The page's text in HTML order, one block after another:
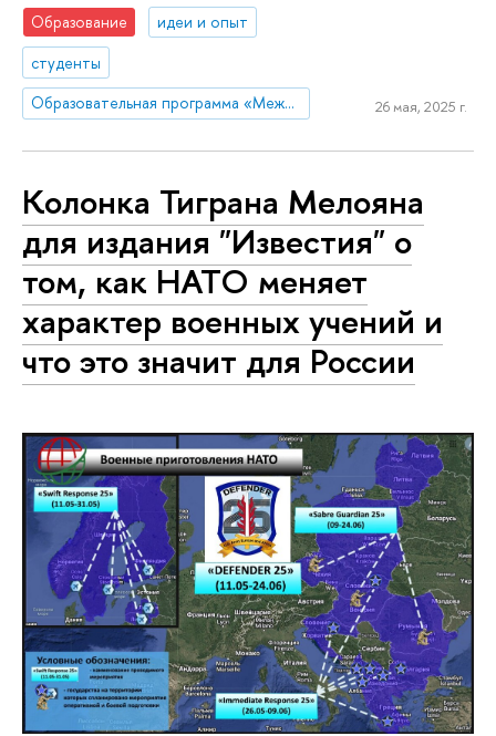
Образование
идеи и опыт
студенты
Образовательная программа «Международные отношения»
26 мая, 2025 г.
Колонка Тиграна Мелояна
для издания "Известия" о
том, как НАТО меняет
характер военных учений и
что это значит для России